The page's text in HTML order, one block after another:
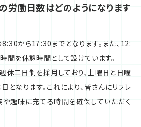
労働日数はどのようになります
から17:30までとなります。また、12:
を休憩時間として設けています。
休二日制を採用しており、土曜日と日曜
となります。これにより、皆さんにリフレ
や趣味に充てる時間を確保していただく